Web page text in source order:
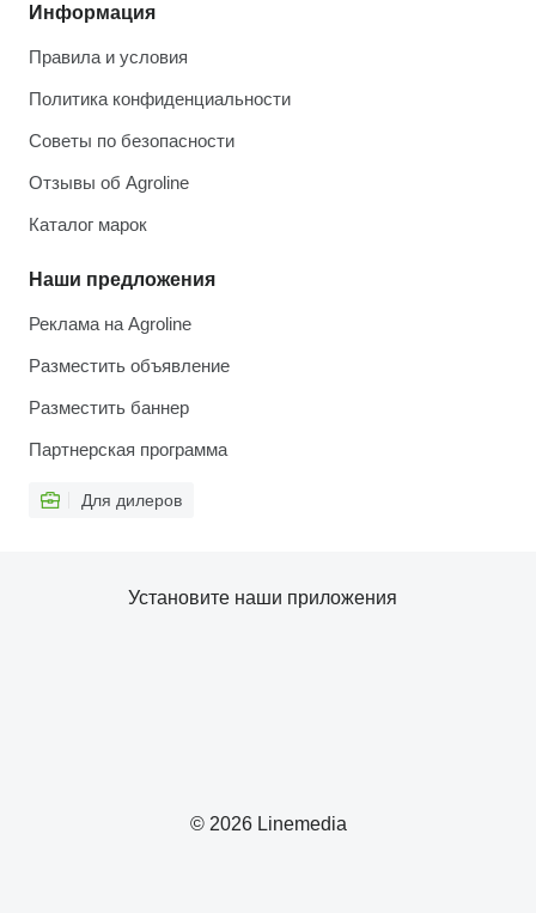
Информация
Правила и условия
Политика конфиденциальности
Советы по безопасности
Отзывы об Agroline
Каталог марок
Наши предложения
Реклама на Agroline
Разместить объявление
Разместить баннер
Партнерская программа
Для дилеров
© 2026 Linemedia
Установите наши приложения